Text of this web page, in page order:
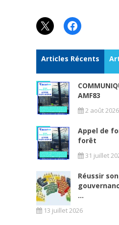
X Facebook
Articles Récents
AMF83
2 août 2026
Appel de
forêt
31 juillet
Réussir
...
13 juillet 2026